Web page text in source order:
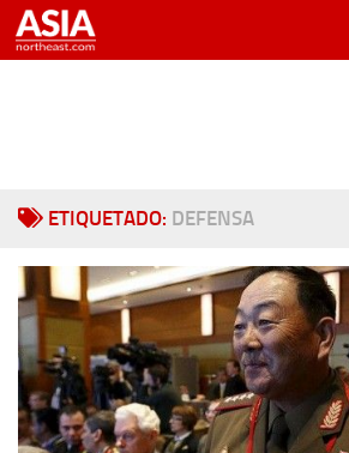
Saltar al contenido
ETIQUETADO: DEFENSA